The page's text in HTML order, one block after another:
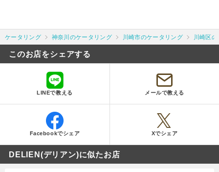
ケータリング 神奈川のケータリング 川崎市のケータリング 川崎区
このお店をシェアする
LINEで教える メールで教える
Facebookでシェア Xでシェア
DELIEN(デリアン)に似たお店